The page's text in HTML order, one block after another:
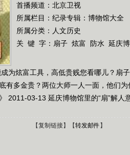
首播频道： 北京卫视
所属栏目： 纪录专辑：博物馆大全
所属分类：人文历史
关 键 字： 扇子 炫富 防水 延庆
为炫富工具，高低贵贱您看哪儿？扇
有多金贵？两位大师一人一面，他们为
2011-03-13 延庆博物馆里的“扇”解人
【复制链接】【转发邮件】